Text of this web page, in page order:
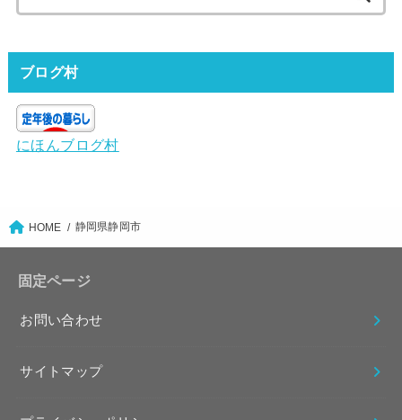
索:
ブログ村
にほんブログ村
HOME 静岡県静岡市
固定ページ
お問い合わせ
サイトマップ